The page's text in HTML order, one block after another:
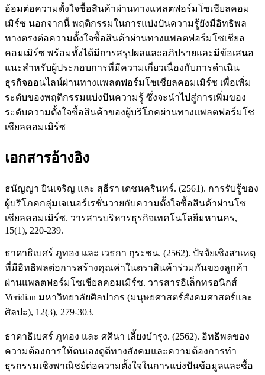
อ้อมต่อความตั้งใจซื้อสินค้าผ่านทางแพลตฟอร์มโซเชียลคอม
เมิร์ซ นอกจากนี้ พฤติกรรมในการแบ่งปันความรู้ยังมีอิทธิพล
ทางตรงต่อความตั้งใจซื้อสินค้าผ่านทางแพลตฟอร์มโซเชียล
คอมเมิร์ซ พร้อมทั้งได้มีการสรุปผลและอภิปรายและมีข้อเสนอ
แนะสำหรับผู้ประกอบการที่มีความเกี่ยวเนื่องกับการดำเนิน
ธุรกิจออนไลน์ผ่านทางแพลตฟอร์มโซเชียลคอมเมิร์ซ เพื่อเพิ่ม
ระดับของพฤติกรรมแบ่งปันความรู้ ซึ่งจะนำไปสู่การเพิ่มของ
ระดับความตั้งใจซื้อสินค้าของผู้บริโภคผ่านทางแพลตฟอร์มโซ
เชียลคอมเมิร์ซ
เอกสารอ้างอิง
ธนัญญา ยินเจริญ และ สุธีรา เดชนครินทร์. (2561). การรับรู้ของ
ผู้บริโภคกลุ่มเจเนอร์เรชั่นวายกับความตั้งใจซื้อสินค้าผ่านโซ
เชียลคอมเมิร์ซ. วารสารบริหารธุรกิจเทคโนโลยีมหานคร,
15(1), 220-239.
ธาดาธิเบศร์ ภูทอง และ เวธกา กุระชน. (2562). ปัจจัยเชิงสาเหตุ
ที่มีอิทธิพลต่อการสร้างคุณค่าในตราสินค้าร่วมกันของลูกค้า
ผ่านแพลตฟอร์มโซเชียลคอมเมิร์ซ. วารสารอิเล็กทรอนิกส์
Veridian มหาวิทยาลัยศิลปากร (มนุษยศาสตร์สังคมศาสตร์และ
ศิลปะ), 12(3), 279-303.
ธาดาธิเบศร์ ภูทอง และ ศศินา เลี้ยงบำรุง. (2562). อิทธิพลของ
ความต้องการให้ตนเองดูดีทางสังคมและความต้องการทำ
ธุรกรรมเชิงพาณิชย์ต่อความตั้งใจในการแบ่งปันข้อมูลและซื้อ